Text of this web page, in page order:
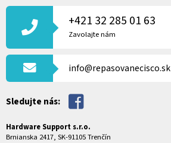
Á
T
+421 32 285 01 63
Zavolajte nám
info@repasovanecisco.sk
Sledujte nás:
Hardware Support s.r.o.
Brnianska 2417, SK-91105 Trenčín